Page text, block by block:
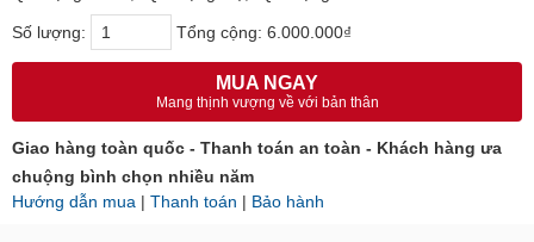
Số lượng: Tổng cộng: 6.000.000₫
MUA NGAY
Mang thịnh vượng về với bản thân
Giao hàng toàn quốc - Thanh toán an toàn - Khách hàng ưa
chuộng bình chọn nhiều năm
Hướng dẫn mua | Thanh toán | Bảo hành